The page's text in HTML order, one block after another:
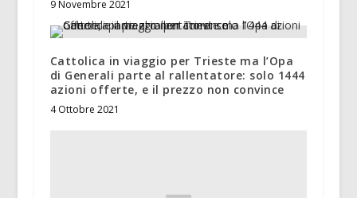
9 Novembre 2021
Cattolica in viaggio per Trieste ma l’Opa
di Generali parte al rallentatore: solo 1444
azioni offerte, e il prezzo non convince
4 Ottobre 2021